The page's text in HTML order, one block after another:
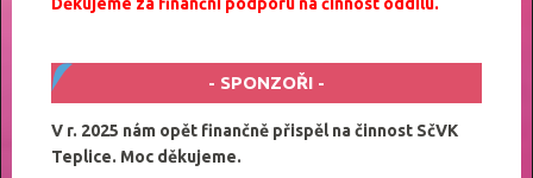
SPONZOŘI
V r. 2025 nám opět finančně přispěl na činnost SčVK
Teplice. Moc děkujeme.